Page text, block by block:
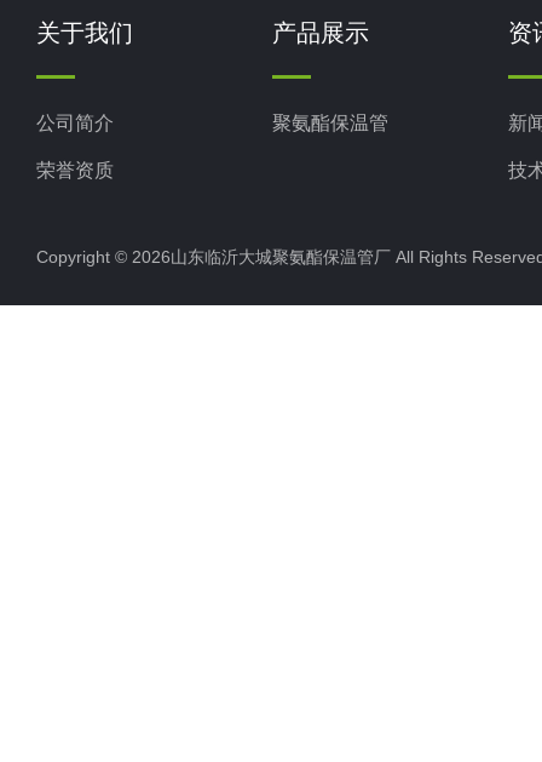
关于我们
公司简介
荣誉资质
产品展示
聚氨酯保温管
资
新
技
Copyright © 2026山东临沂大城聚氨酯保温管厂 All Rights